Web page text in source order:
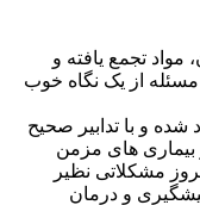
تجمع یافته و
از یک نگاه خوب
شده و با تدابیر صحیح
بیماری های مزمن
مشکلاتی نظیر
و درمان